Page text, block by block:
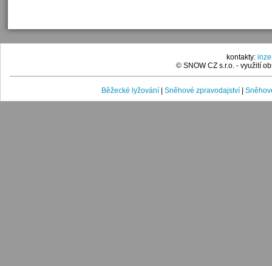
kontakty:
© SNOW CZ s.r.o. - využití
Běžecké lyžování Sněhové zpravodajství